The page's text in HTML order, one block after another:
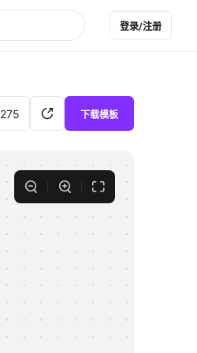
登录/注册
275 下载模板